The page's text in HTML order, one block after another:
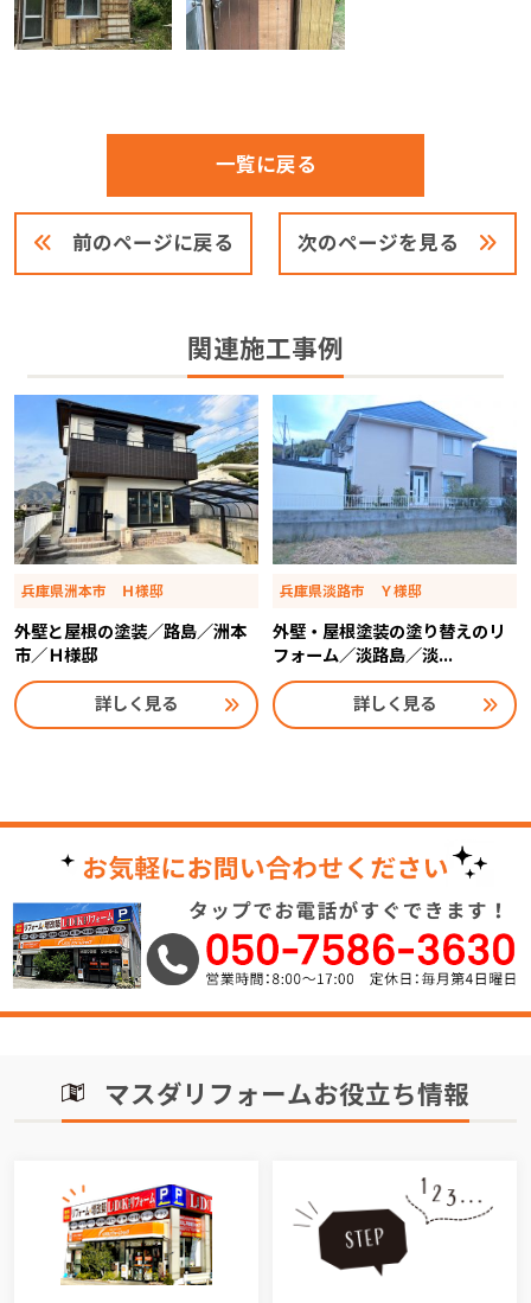
前のページに戻る
一覧に戻る
次のページを見る
関連施工事例
兵庫県洲本市 Ｈ様邸
外壁と屋根の塗装／路島／洲本
市／Ｈ様邸
詳しく見る
兵庫県淡路市 Ｙ様邸
外壁・屋根塗装の塗り替えのリ
フォーム／淡路島／淡...
詳しく見る
マスダリフォームお役立ち情報